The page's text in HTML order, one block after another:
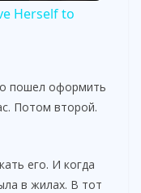
Herself to
пошел оформить
Потом второй.
его. И когда
в жилах. В тот